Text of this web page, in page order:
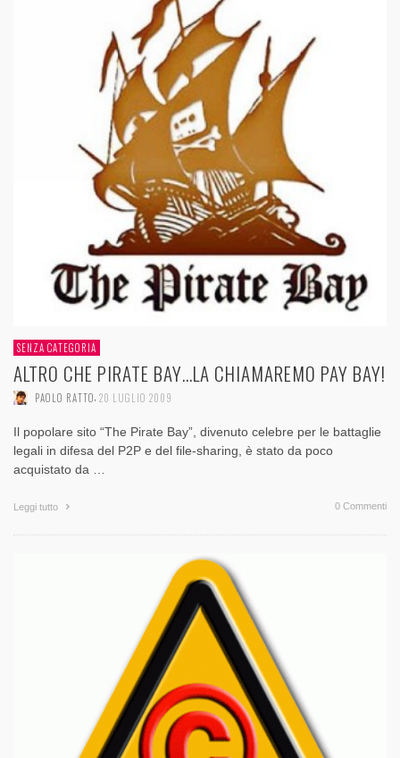
SENZA CATEGORIA
ALTRO CHE PIRATE BAY…LA CHIAMAREMO PAY BAY!
PAOLO RATTO 20 LUGLIO 2009
Il popolare sito “The Pirate Bay”, divenuto celebre per le battaglie
legali in difesa del P2P e del file-sharing, è stato da poco
acquistato da …
Leggi tutto 0 Commenti